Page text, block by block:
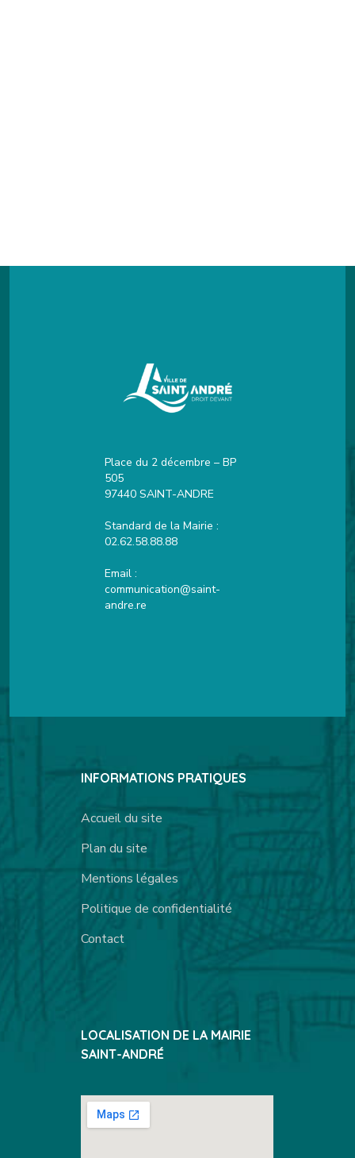
Place du 2 décembre – BP
505
97440 SAINT-ANDRE
Standard de la Mairie :
02.62.58.88.88
Email :
communication@saint-
andre.re
INFORMATIONS PRATIQUES
Accueil du site
Plan du site
Mentions légales
Politique de confidentialité
Contact
LOCALISATION DE LA MAIRIE
SAINT-ANDRÉ